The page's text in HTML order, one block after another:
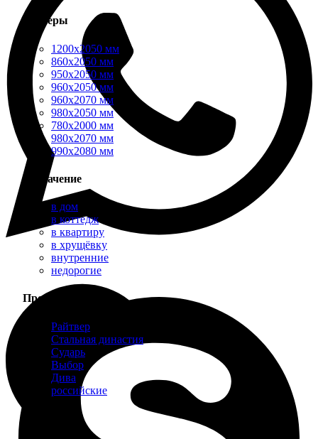
Размеры
1200х2050 мм
860х2050 мм
950х2050 мм
960х2050 мм
960х2070 мм
980х2050 мм
780х2000 мм
980х2070 мм
990х2080 мм
Назначение
в дом
в коттедж
в квартиру
в хрущёвку
внутренние
недорогие
Производитель
Райтвер
Стальная династия
Сударь
Выбор
Дива
российские